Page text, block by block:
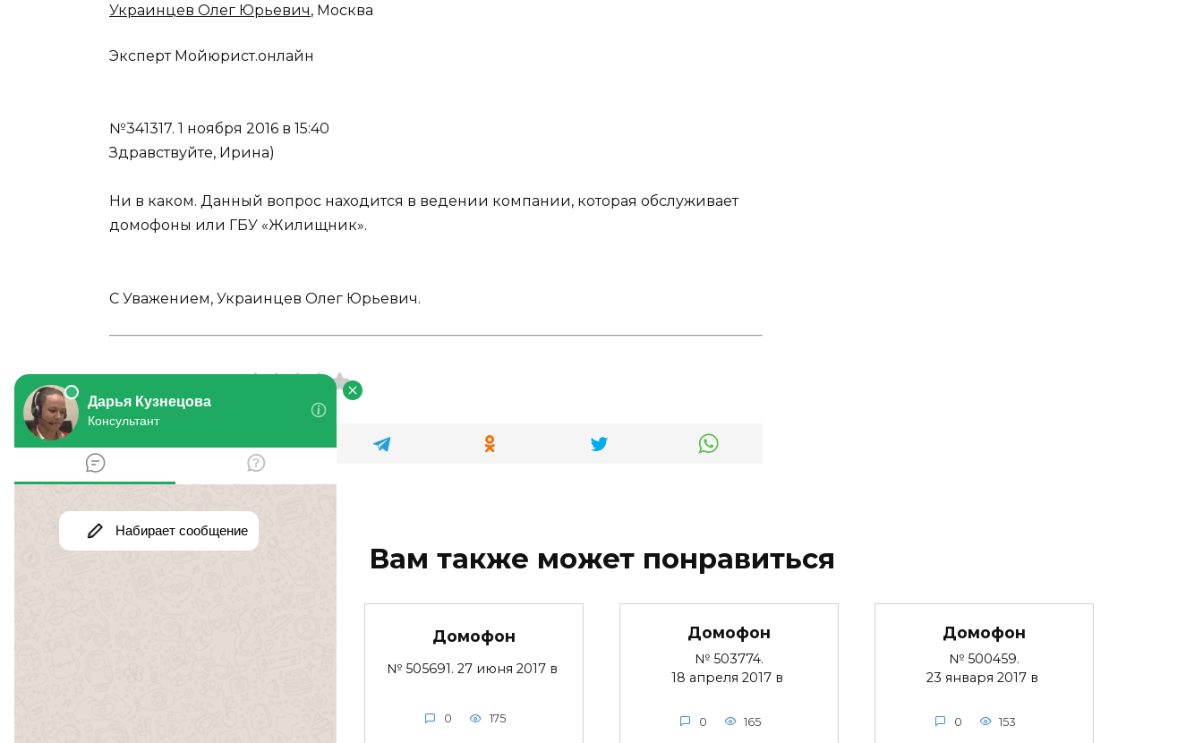
Украинцев Олег Юрьевич, Москва
Эксперт Мойюрист.онлайн
№341317. 1 ноября 2016 в 15:40
Здравствуйте, Ирина)
Ни в каком. Данный вопрос находится в ведении компании, которая обслуживает
домофоны или ГБУ «Жилищник».
C Уважением, Украинцев Олег Юрьевич.
Вам также может понравиться
Домофон
№ 505691. 27 июня 2017 в
0 175
Домофон
№ 503774.
18 апреля 2017 в
0 165
Домофон
№ 500459.
23 января 2017 в
0 153